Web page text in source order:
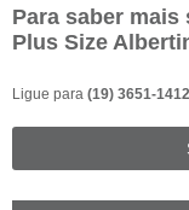
Para saber mais
Plus Size
Ligue para (19) 3651-1412